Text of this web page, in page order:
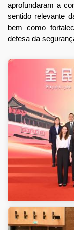
aprofundaram a
sentido relevante
bem como
defesa da